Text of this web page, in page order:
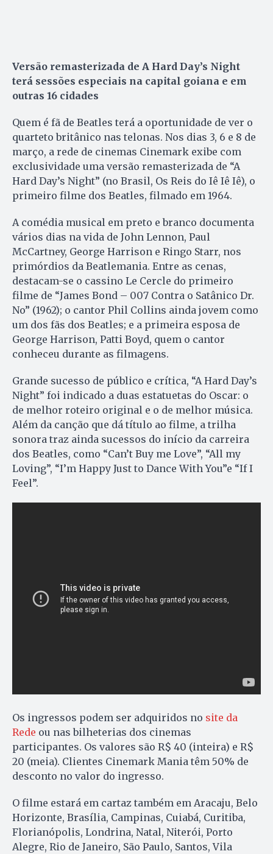
Versão remasterizada de A Hard Day’s Night
terá sessões especiais na capital goiana e em
outras 16 cidades
Quem é fã de Beatles terá a oportunidade de ver o
quarteto britânico nas telonas. Nos dias 3, 6 e 8 de
março, a rede de cinemas Cinemark exibe com
exclusividade uma versão remasterizada de “A
Hard Day’s Night” (no Brasil, Os Reis do Iê Iê Iê), o
primeiro filme dos Beatles, filmado em 1964.
A comédia musical em preto e branco documenta
vários dias na vida de John Lennon, Paul
McCartney, George Harrison e Ringo Starr, nos
primórdios da Beatlemania. Entre as cenas,
destacam-se o cassino Le Cercle do primeiro
filme de “James Bond – 007 Contra o Satânico Dr.
No” (1962); o cantor Phil Collins ainda jovem como
um dos fãs dos Beatles; e a primeira esposa de
George Harrison, Patti Boyd, quem o cantor
conheceu durante as filmagens.
Grande sucesso de público e crítica, “A Hard Day’s
Night” foi indicado a duas estatuetas do Oscar: o
de melhor roteiro original e o de melhor música.
Além da canção que dá título ao filme, a trilha
sonora traz ainda sucessos do início da carreira
dos Beatles, como “Can’t Buy me Love”, “All my
Loving”, “I’m Happy Just to Dance With You”e “If I
Feel”.
Os ingressos podem ser adquiridos no site da
Rede ou nas bilheterias dos cinemas
participantes. Os valores são R$ 40 (inteira) e R$
20 (meia). Clientes Cinemark Mania têm 50% de
desconto no valor do ingresso.
O filme estará em cartaz também em Aracaju, Belo
Horizonte, Brasília, Campinas, Cuiabá, Curitiba,
Florianópolis, Londrina, Natal, Niterói, Porto
Alegre, Rio de Janeiro, São Paulo, Santos, Vila